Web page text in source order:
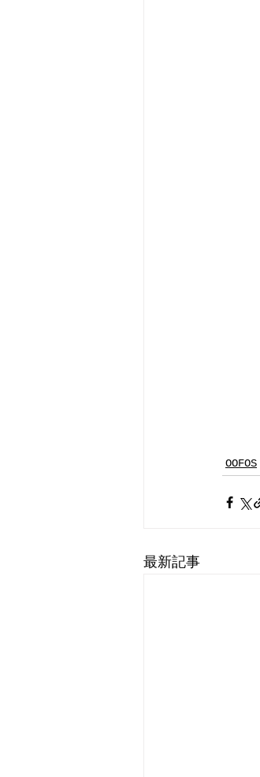
OOFOS
最新記事